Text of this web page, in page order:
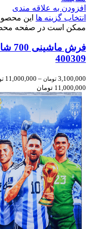
افزودن به علاقه مندی
انتخاب گزینه ها این
ممکن است در صفحه
400309
3,100,000 تومان –
11,000,000
11,000,000 تومان